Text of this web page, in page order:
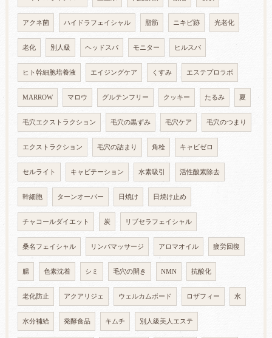
アクネ菌 ハイドラフェイシャル 脂肪 ニキビ跡 光老化
老化 別人級 ヘッドスパ モニター ヒルスパ
ヒト幹細胞培養液 エイジングケア くすみ エステプロラボ
MARROW マロウ グルテンフリー クッキー たるみ 夏
毛穴エクストラクション 毛穴の黒ずみ 毛穴ケア 毛穴のつまり
エクストラクション 毛穴の詰まり 角栓 キャビゼロ
セルライト キャビテーション 水素吸引 活性酸素除去
幹細胞 ターンオーバー 日焼け 日焼け止め
チャコールダイエット 炭 リブセラフェイシャル
桑名フェイシャル リンパマッサージ アロマオイル 疲労回復
腸 色素沈着 シミ 毛穴の開き NMN 抗酸化
老化防止 アクアリジェ ウェルカムボード ロザフィー 水
水分補給 発酵食品 キムチ 別人級美人エステ